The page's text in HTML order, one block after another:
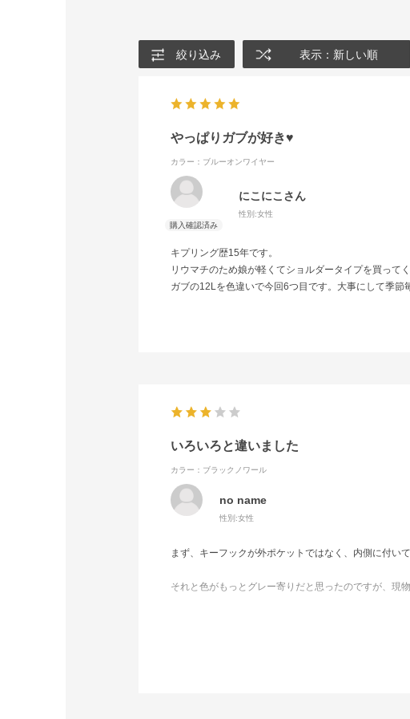
絞り込み 表示：新しい順
やっぱりガブが好き♥
カラー：ブルーオンワイヤー
にこにこさん
性別:女性
キプリング歴15年です。
リウマチのため娘が軽くてショルダータイプを買って
ガブの12Lを色違いで今回6つ目です。大事にして季節
いろいろと違いました
カラー：ブラックノワール
no name
性別:女性
まず、キーフックが外ポケットではなく、内側に付
それと色がもっとグレー寄りだと思ったのですが、現物
どちらも私にとっては問題なかったので、そのまま使